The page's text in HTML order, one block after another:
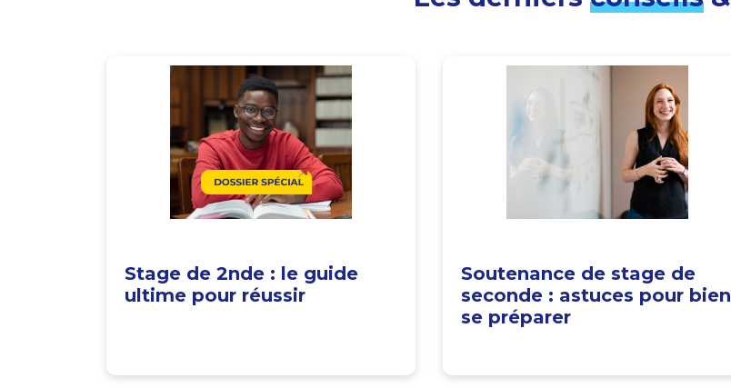
Stage de 2nde : le guide
ultime pour réussir
Soutenance de stage de
seconde : astuces pour bien
se préparer